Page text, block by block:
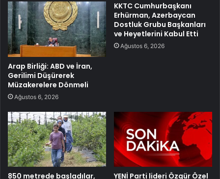
Arap Birliği: ABD ve İran,
Gerilimi Düşürerek
Müzakerelere Dönmeli
Ağustos 6, 2026
KKTC Cumhurbaşkanı
Erhürman, Azerbaycan
Dostluk Grubu Başkanları
ve Heyetlerini Kabul Etti
Ağustos 6, 2026
850 metrede başladılar, YENİ Parti lideri Özgür Özel